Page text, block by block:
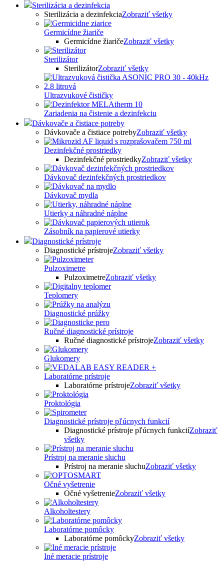
Sterilizácia a dezinfekcia
Sterilizácia a dezinfekciaZobraziť všetky
Germicídne žiariče
Germicídne žiaričeZobraziť všetky
Sterilizátor
SterilizátorZobraziť všetky
Ultrazvukové čističky
Zariadenia na čistenie a dezinfekciu
Dávkovače a čistiace potreby
Dávkovače a čistiace potrebyZobraziť všetky
Dezinfekčné prostriedky
Dezinfekčné prostriedkyZobraziť všetky
Dávkovač dezinfekčných prostriedkov
Dávkovač mydla
Utierky a náhradné náplne
Zásobník na papierové utierky
Diagnostické prístroje
Diagnostické prístrojeZobraziť všetky
Pulzoximetre
PulzoximetreZobraziť všetky
Teplomery
Diagnostické prúžky
Ručné diagnostické prístroje
Ručné diagnostické prístrojeZobraziť všetky
Glukomery
Laboratórne prístroje
Laboratórne prístrojeZobraziť všetky
Proktológia
Diagnostické prístroje pľúcnych funkcií
Diagnostické prístroje pľúcnych funkciíZobraziť
všetky
Prístroj na meranie sluchu
Prístroj na meranie sluchuZobraziť všetky
Očné vyšetrenie
Očné vyšetrenieZobraziť všetky
Alkoholtestery
Laboratórne pomôcky
Laboratórne pomôckyZobraziť všetky
Iné meracie prístroje